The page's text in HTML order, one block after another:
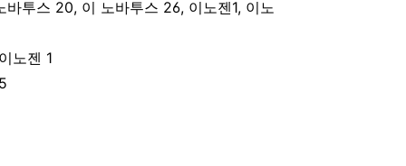
투스 20, 이 노바투스 26, 이노젠1, 이노
노젠 1